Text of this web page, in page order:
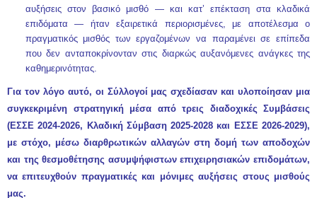
αυξήσεις στον βασικό μισθό — και κατ’ επέκταση στα κλαδικά
επιδόματα — ήταν εξαιρετικά περιορισμένες, με αποτέλεσμα ο
πραγματικός μισθός των εργαζομένων να παραμένει σε επίπεδα
που δεν ανταποκρίνονταν στις διαρκώς αυξανόμενες ανάγκες της
καθημερινότητας.
Για τον λόγο αυτό, οι Σύλλογοί μας σχεδίασαν και υλοποίησαν μια
συγκεκριμένη στρατηγική μέσα από τρεις διαδοχικές Συμβάσεις
(ΕΣΣΕ 2024-2026, Κλαδική Σύμβαση 2025-2028 και ΕΣΣΕ 2026-2029),
με στόχο, μέσω διαρθρωτικών αλλαγών στη δομή των αποδοχών
και της θεσμοθέτησης ασυμψήφιστων επιχειρησιακών επιδομάτων,
να επιτευχθούν πραγματικές και μόνιμες αυξήσεις στους μισθούς
μας.